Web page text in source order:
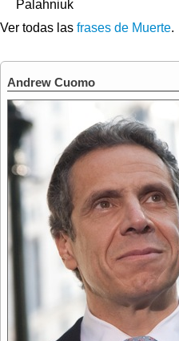
Palahniuk
Ver todas las frases de Muerte.
Andrew Cuomo